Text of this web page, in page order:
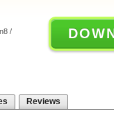
/
Reviews